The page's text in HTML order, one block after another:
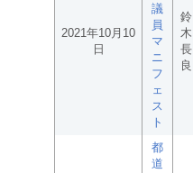
2021年10月10
日
議
員
マ
ニ
フ
ェ
ス
ト
鈴
木
長
良
都
道